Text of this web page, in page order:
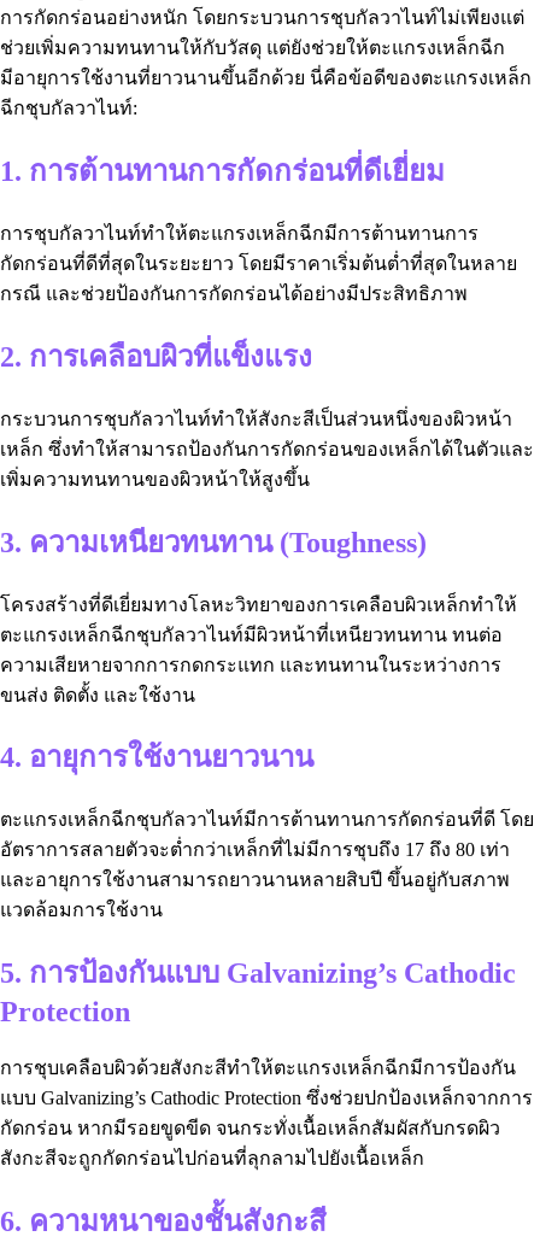
การกัดกร่อนอย่างหนัก โดยกระบวนการชุบกัลวาไนท์ไม่เพียงแต่
ช่วยเพิ่มความทนทานให้กับวัสดุ แต่ยังช่วยให้ตะแกรงเหล็กฉีก
มีอายุการใช้งานที่ยาวนานขึ้นอีกด้วย นี่คือข้อดีของตะแกรงเหล็ก
ฉีกชุบกัลวาไนท์:
1. การต้านทานการกัดกร่อนที่ดีเยี่ยม
การชุบกัลวาไนท์ทำให้ตะแกรงเหล็กฉีกมีการต้านทานการ
กัดกร่อนที่ดีที่สุดในระยะยาว โดยมีราคาเริ่มต้นต่ำที่สุดในหลาย
กรณี และช่วยป้องกันการกัดกร่อนได้อย่างมีประสิทธิภาพ
2. การเคลือบผิวที่แข็งแรง
กระบวนการชุบกัลวาไนท์ทำให้สังกะสีเป็นส่วนหนึ่งของผิวหน้า
เหล็ก ซึ่งทำให้สามารถป้องกันการกัดกร่อนของเหล็กได้ในตัวและ
เพิ่มความทนทานของผิวหน้าให้สูงขึ้น
3. ความเหนียวทนทาน (Toughness)
โครงสร้างที่ดีเยี่ยมทางโลหะวิทยาของการเคลือบผิวเหล็กทำให้
ตะแกรงเหล็กฉีกชุบกัลวาไนท์มีผิวหน้าที่เหนียวทนทาน ทนต่อ
ความเสียหายจากการกดกระแทก และทนทานในระหว่างการ
ขนส่ง ติดตั้ง และใช้งาน
4. อายุการใช้งานยาวนาน
ตะแกรงเหล็กฉีกชุบกัลวาไนท์มีการต้านทานการกัดกร่อนที่ดี โดย
อัตราการสลายตัวจะต่ำกว่าเหล็กที่ไม่มีการชุบถึง 17 ถึง 80 เท่า
และอายุการใช้งานสามารถยาวนานหลายสิบปี ขึ้นอยู่กับสภาพ
แวดล้อมการใช้งาน
5. การป้องกันแบบ Galvanizing’s Cathodic
Protection
การชุบเคลือบผิวด้วยสังกะสีทำให้ตะแกรงเหล็กฉีกมีการป้องกัน
แบบ Galvanizing’s Cathodic Protection ซึ่งช่วยปกป้องเหล็กจากการ
กัดกร่อน หากมีรอยขูดขีด จนกระทั่งเนื้อเหล็กสัมผัสกับกรดผิว
สังกะสีจะถูกกัดกร่อนไปก่อนที่ลุกลามไปยังเนื้อเหล็ก
6. ความหนาของชั้นสังกะสี